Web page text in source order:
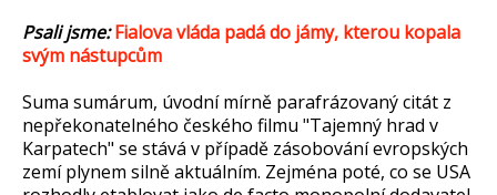
Psali jsme:Fialova vláda padá do jámy, kterou kopala
svým nástupcům
Suma sumárum, úvodní mírně parafrázovaný citát z
nepřekonatelného českého filmu "Tajemný hrad v
Karpatech" se stává v případě zásobování evropských
zemí plynem silně aktuálním. Zejména poté, co se USA